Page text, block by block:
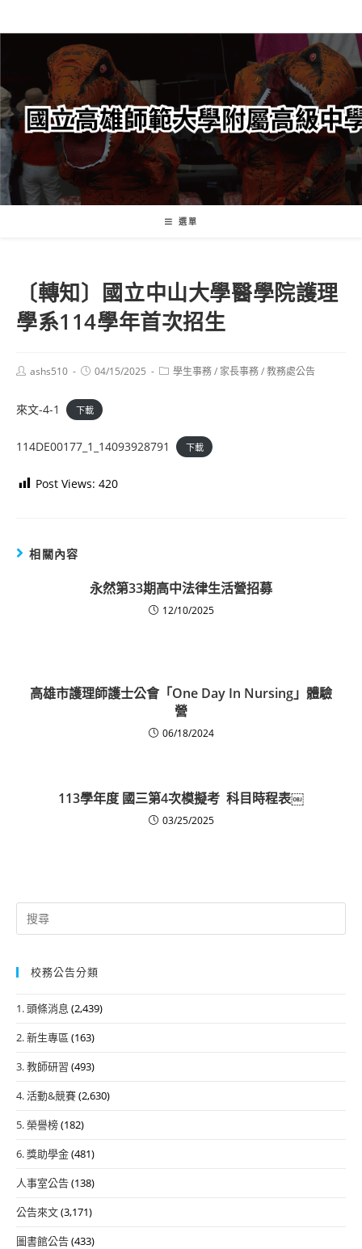
轉
要
內
容
選單
〔轉知〕國立中山大學醫學院護理
學系114學年首次招生
Postashs510
Post04/15/2025
Post學生事務/ 家長事務/教務處公告
來文-4-1 下載
114DE00177_1_14093928791 下載
Post Views: 420
相關內容
永然第33期高中法律生活營招募
12/10/2025
高雄市護理師護士公會「One Day In Nursing」體驗
營
06/18/2024
113學年度 國三第4次模擬考 科目時程表￼
03/25/2025
Search
for:
校務公告分類
1. 頭條消息 (2,439)
2. 新生專區 (163)
3. 教師研習 (493)
4. 活動&競賽(2,630)
5. 榮譽榜(182)
6. 獎助學金(481)
人事室公告(138)
公告來文(3,171)
圖書館公告(433)